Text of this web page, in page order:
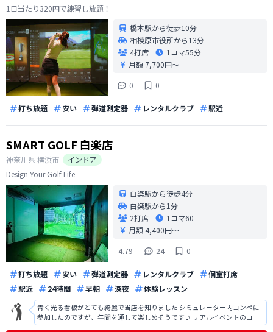
1日当たり320円で練習し放題！
橋本駅から徒歩10分
相模原市役所から13分
4打席
1コマ55分
月額 7,700円〜
0
0
打ち放題 安い 弾道測定器 レンタルクラブ 駅近
SMART GOLF 白楽店
神奈川県横浜市
インドア
Design Your Golf Life
白楽駅から徒歩4分
白楽駅から1分
2打席
1コマ60
月額 4,400円〜
4.79
24 0
打ち放題 安い 弾道測定器 レンタルクラブ
個室打席
駅近
24時間 早朝 深夜 体験レッスン
青く光る看板がとても綺麗で当店を知りました シミュレーター内コンペに
参加したのですが、年間を通して楽しめそうです♪ リアルイベントのコン
ペにも行ってみたいです！